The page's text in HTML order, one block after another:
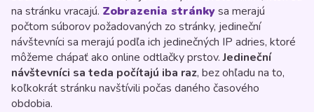
na stránku vracajú. Zobrazenia stránkysa merajú
počtom súborov požadovaných zo stránky, jedineční
návštevníci sa merajú podľa ich jedinečných IP adries, ktoré
môžeme chápať ako online odtlačky prstov.Jedineční
návštevníci sa teda počítajú iba raz, bez ohľadu na to,
koľkokrát stránku navštívili počas daného časového
obdobia.